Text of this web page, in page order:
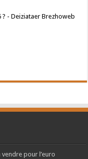
? - Deiziataer Brezhoweb
vendre pour l’euro